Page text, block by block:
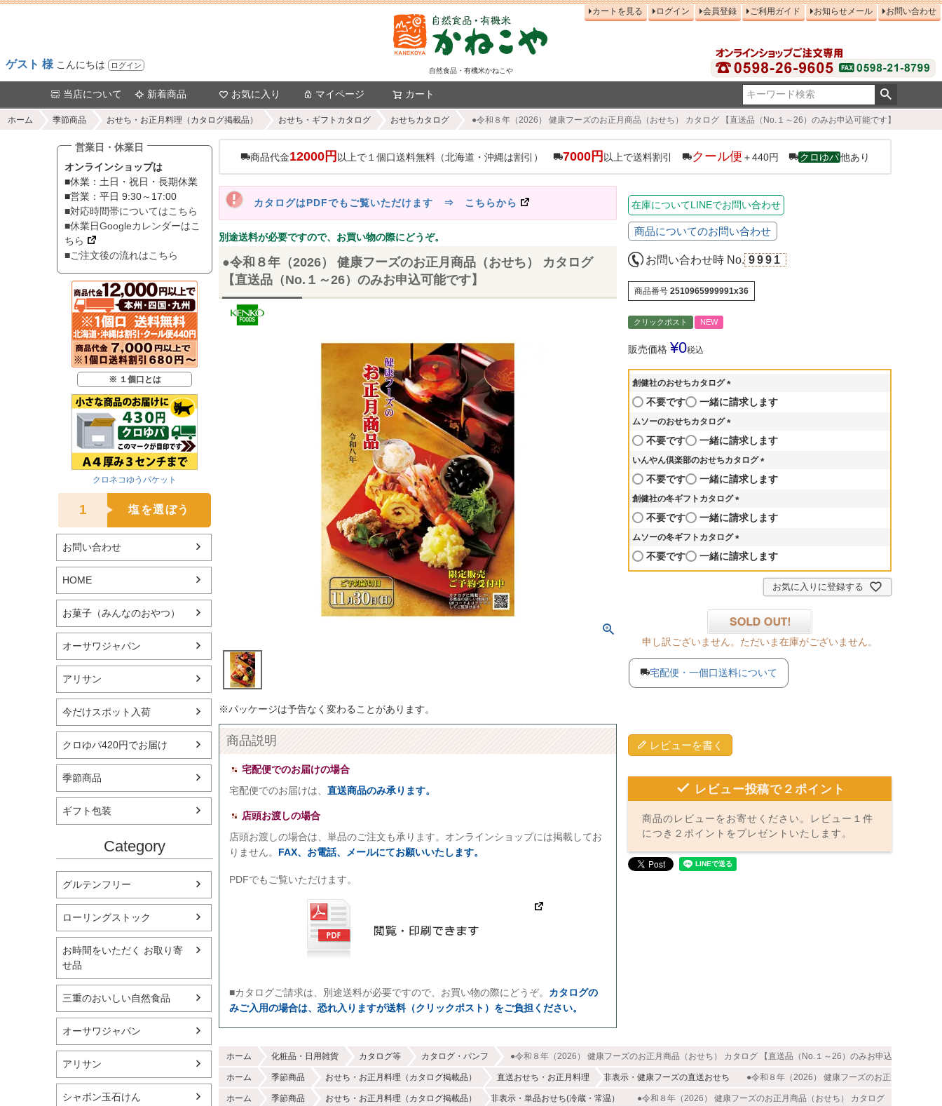
ゲスト 様 こんにちは ログイン
自然食品・有機米かねこや
カートを見る ログイン 会員登録 ご利用ガイド お知らせメール お問い合わせ
当店について 新着商品 お気に入り マイページ カート
ホーム 季節商品 おせち・お正月料理（カタログ掲載品） おせち・ギフトカタログ おせちカタログ ●令和８年（2026） 健康フーズのお正月商品（おせち） カタログ 【直送品（No.１～26）のみお申込可能です】
営業日・休業日
オンラインショップは
■休業：土日・祝日・長期休業
■営業：平日 9:30～17:00
■対応時間帯についてはこちら
■休業日Googleカレンダーはこ
ちら
■ご注文後の流れはこちら
※ １個口とは
クロネコゆうパケット
1 塩を選ぼう
お問い合わせ
HOME
お菓子（みんなのおやつ）
オーサワジャパン
アリサン
今だけスポット入荷
クロゆパ420円でお届け
季節商品
ギフト包装
Category
グルテンフリー
ローリングストック
お時間をいただく お取り寄
せ品
三重のおいしい自然食品
オーサワジャパン
アリサン
シャボン玉石けん
商品代金12000円 以上で１個口送料無料（北海道・沖縄は割引） 7000円 以上で送料割引 クール便 ＋440円 クロゆパ他あり
カタログはPDFでもご覧いただけます ⇒ こちらから
別途送料が必要ですので、お買い物の際にどうぞ。
●令和８年（2026） 健康フーズのお正月商品（おせち） カタログ
【直送品（No.１～26）のみお申込可能です】
※パッケージは予告なく変わることがあります。
商品説明
宅配便でのお届けの場合
宅配便でのお届けは、 直送商品のみ承ります。
店頭お渡しの場合
店頭お渡しの場合は、単品のご注文も承ります。オンラインショップには掲載してお
りません。 FAX、お電話、メールにてお願いいたします。
PDFでもご覧いただけます。
■カタログご請求は、別途送料が必要ですので、お買い物の際にどうぞ。 カタログの
みご入用の場合は、恐れ入りますが送料（クリックポスト）をご負担ください。
在庫についてLINEでお問い合わせ
商品についてのお問い合わせ
お問い合わせ時 No. 9991
商品番号 2510965999991x36
クリックポスト NEW
販売価格 ¥0税込
創健社のおせちカタログ
(
須
)
不要です 一緒に請求します
ムソーのおせちカタログ
(
須
)
不要です 一緒に請求します
いんやん倶楽部のおせちカタログ
(
)
不要です 一緒に請求します
創健社の冬ギフトカタログ
(
須
)
不要です 一緒に請求します
ムソーの冬ギフトカタログ
(
不要です 一緒に請求します
お気に入りに登録する
申し訳ございません。ただいま在庫がございません。
宅配便・一個口送料について
レビューを書く
レビュー投稿で２ポイント
商品のレビューをお寄せください。レビュー１件
につき２ポイントをプレゼントいたします。
ホーム 化粧品・日用雑貨 カタログ等 カタログ・パンフ ●令和８年（2026） 健康フーズのお正月商品（おせち） カタログ 【直送品（No.１～26）のみお申込可能です】
ホーム 季節商品 おせち・お正月料理（カタログ掲載品） 直送おせち・お正月料理 非表示・健康フーズの直送おせち ●令和８年（2026） 健康フーズのお正月商品（お
ホーム 季節商品 おせち・お正月料理（カタログ掲載品） 非表示・単品おせち(冷蔵・常温） ●令和８年（2026） 健康フーズのお正月商品（おせち） カタログ 【直送品（